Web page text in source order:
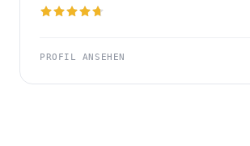
PROFIL ANSEHEN